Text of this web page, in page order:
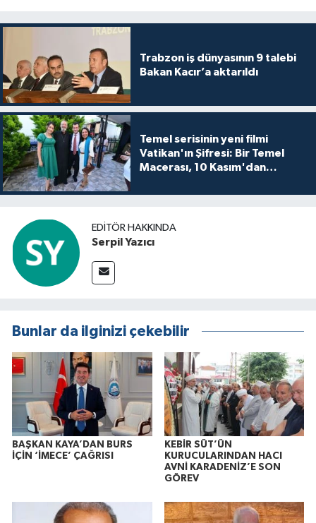
Trabzon iş dünyasının 9 talebi
Bakan Kacır’a aktarıldı
Temel serisinin yeni filmi
Vatikan'ın Şifresi: Bir Temel
Macerası, 10 Kasım'dan
buluşuyo
EDITÖR HAKKINDA
Serpil Yazıcı
Bunlar da ilginizi çekebilir
BAŞKAN KAYA’DAN BURS
İÇİN ‘İMECE’ ÇAĞRISI
KEBİR SÜT’ÜN
KURUCULARINDAN HACI
AVNİ KARADENİZ’E SON
GÖREV